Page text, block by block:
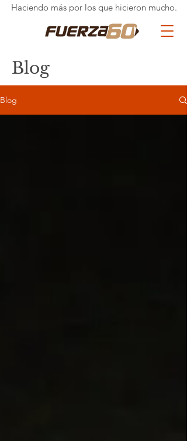
Haciendo más por los que hicieron mucho.
Blog
Blog